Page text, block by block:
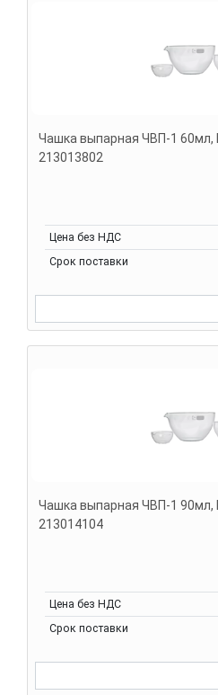
Чашка выпарная ЧВП-1 60мл,
213013802
Цена без НДС
Срок поставки
Чашка выпарная ЧВП-1 90мл,
213014104
Цена без НДС
Срок поставки